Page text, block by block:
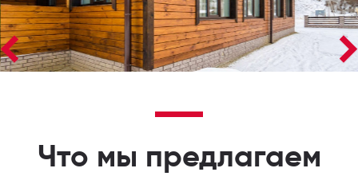
Что мы предлагаем